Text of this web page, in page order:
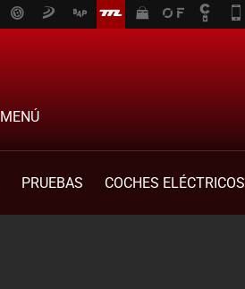
MENÚ
PRUEBAS COCHES ELÉCTRICOS